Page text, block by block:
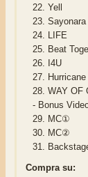
22. Yell
23.
24. LIFE
25. Beat
26. I4U
27.
28. WAY OF
- Bonus
29. MC①
30. MC②
31.
Compra su: